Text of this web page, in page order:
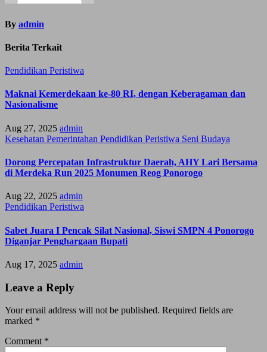
By admin
Berita Terkait
Pendidikan Peristiwa
Maknai Kemerdekaan ke-80 RI, dengan Keberagaman dan
Nasionalisme
Aug 27, 2025 admin
Kesehatan Pemerintahan Pendidikan Peristiwa Seni Budaya
Dorong Percepatan Infrastruktur Daerah, AHY Lari Bersama
di Merdeka Run 2025 Monumen Reog Ponorogo
Aug 22, 2025 admin
Pendidikan Peristiwa
Sabet Juara I Pencak Silat Nasional, Siswi SMPN 4 Ponorogo
Diganjar Penghargaan Bupati
Aug 17, 2025 admin
Leave a Reply
Your email address will not be published. Required fields are
marked *
Comment *